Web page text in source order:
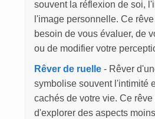
souvent la réflexion de soi,
l'image personnelle. Ce
besoin de vous évaluer, de
ou de modifier votre
Rêver de ruelle- Rêver
symbolise souvent l'intimité
cachés de votre vie. Ce
d'explorer des aspects